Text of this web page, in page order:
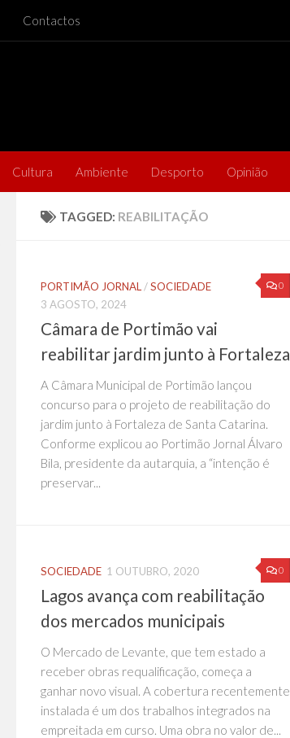
Contactos
Cultura Ambiente Desporto Opinião
TAGGED: REABILITAÇÃO
0
PORTIMÃO JORNAL /SOCIEDADE
3 AGOSTO, 2024
Câmara de Portimão vai
reabilitar jardim junto à Fortaleza
A Câmara Municipal de Portimão lançou
concurso para o projeto de reabilitação do
jardim junto à Fortaleza de Santa Catarina.
Conforme explicou ao Portimão Jornal Álvaro
Bila, presidente da autarquia, a “intenção é
preservar...
0
SOCIEDADE 1 OUTUBRO, 2020
Lagos avança com reabilitação
dos mercados municipais
O Mercado de Levante, que tem estado a
receber obras requalificação, começa a
ganhar novo visual. A cobertura recentemente
instalada é um dos trabalhos integrados na
empreitada em curso. Uma obra no valor de...